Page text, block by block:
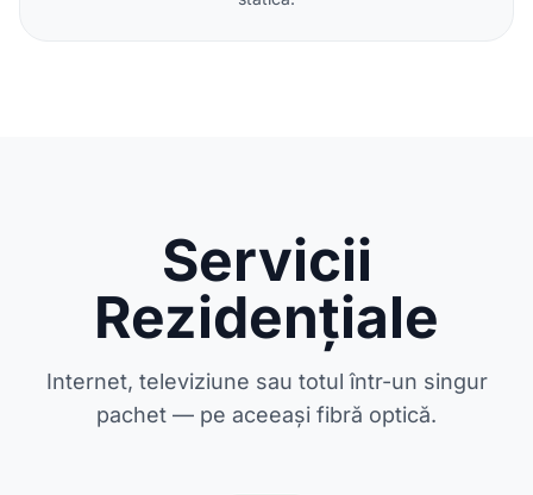
Servicii
Rezidențiale
Internet, televiziune sau totul într-un singur
pachet — pe aceeași fibră optică.